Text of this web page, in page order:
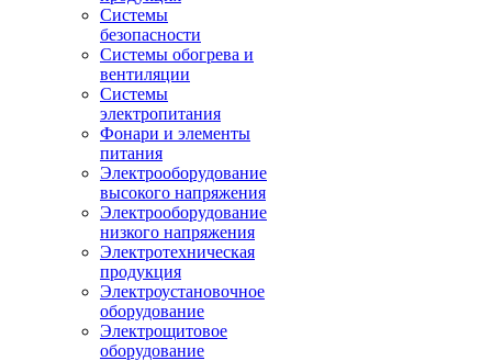
Системы
безопасности
Системы обогрева и
вентиляции
Системы
электропитания
Фонари и элементы
питания
Электрооборудование
высокого напряжения
Электрооборудование
низкого напряжения
Электротехническая
продукция
Электроустановочное
оборудование
Электрощитовое
оборудование